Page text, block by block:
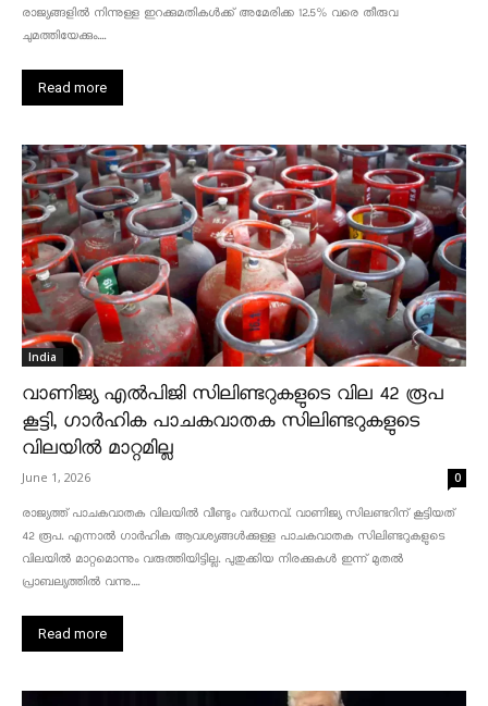
രാജ്യങ്ങളിൽ നിന്നുള്ള ഇറക്കുമതികൾക്ക് അമേരിക്ക 12.5% ​​വരെ തീരുവ
ചുമത്തിയേക്കും....
Read more
India
വാണിജ്യ എൽപിജി സിലിണ്ടറുകളുടെ വില 42 രൂപ
കൂട്ടി, ഗാർഹിക പാചകവാതക സിലിണ്ടറുകളുടെ
വിലയിൽ മാറ്റമില്ല
June 1, 2026 0
രാജ്യത്ത് പാചകവാതക വിലയിൽ വീണ്ടും വർധനവ്. വാണിജ്യ സിലണ്ടറിന് കൂട്ടിയത്
42 രൂപ. എന്നാൽ ഗാർഹിക ആവശ്യങ്ങൾക്കുള്ള പാചകവാതക സിലിണ്ടറുകളുടെ
വിലയിൽ മാറ്റമൊന്നും വരുത്തിയിട്ടില്ല. പുതുക്കിയ നിരക്കുകൾ ഇന്ന് മുതൽ
പ്രാബല്യത്തിൽ വന്നു....
Read more